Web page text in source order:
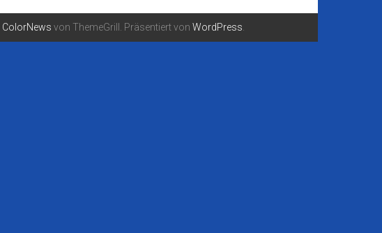
ColorNews von ThemeGrill. Präsentiert von WordPress.